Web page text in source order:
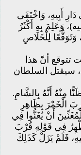
أَبِيهِ، وَاخْتَفَى
وَعَلِمَ بِهِ أَكْثَرُ
وَتَوَقُّعًا لِلْخَلَاصِ
تتوقع أنّ هذا
سيقتل السلطان
مِنْهُ أَنَّهُ بِالشَّامِ.
الْخَمْرَ بِظَاهِرِ
أَنْ يُغَنُّوا فِي
فِي قَوْلِهِ قُرْبَ
فَلَمْ يَزَلْ كَذَلِكَ